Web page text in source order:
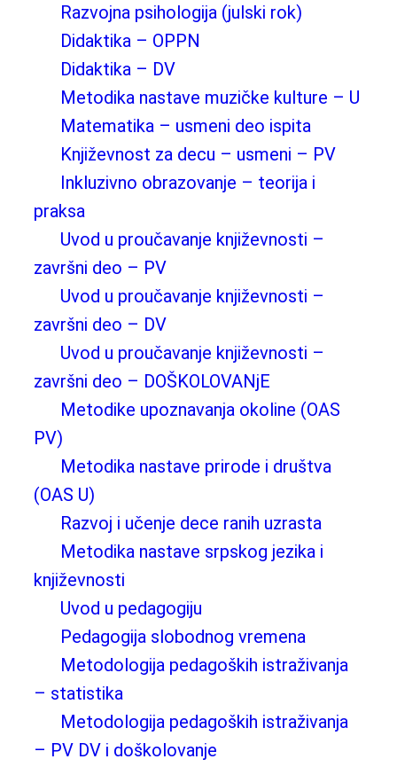
Razvojna psihologija (julski rok)
Didaktika – OPPN
Didaktika – DV
Metodika nastave muzičke kulture – U
Matematika – usmeni deo ispita
Književnost za decu – usmeni – PV
Inkluzivno obrazovanje – teorija i
praksa
Uvod u proučavanje književnosti –
završni deo – PV
Uvod u proučavanje književnosti –
završni deo – DV
Uvod u proučavanje književnosti –
završni deo – DOŠKOLOVANjE
Metodike upoznavanja okoline (OAS
PV)
Metodika nastave prirode i društva
(OAS U)
Razvoj i učenje dece ranih uzrasta
Metodika nastave srpskog jezika i
književnosti
Uvod u pedagogiju
Pedagogija slobodnog vremena
Metodologija pedagoških istraživanja
– statistika
Metodologija pedagoških istraživanja
– PV DV i doškolovanje